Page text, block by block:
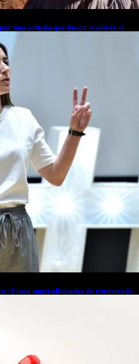
una salteña que busca resolver el
Latinoamérica
Cinco superalimentos de temporada